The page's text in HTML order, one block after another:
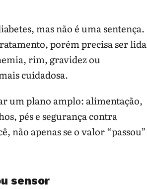
mas não é uma sentença.
porém precisa ser lida
rim, gravidez ou
cuidadosa.
um plano amplo: alimentação,
pés e segurança contra
não apenas se o valor “passou”
sensor